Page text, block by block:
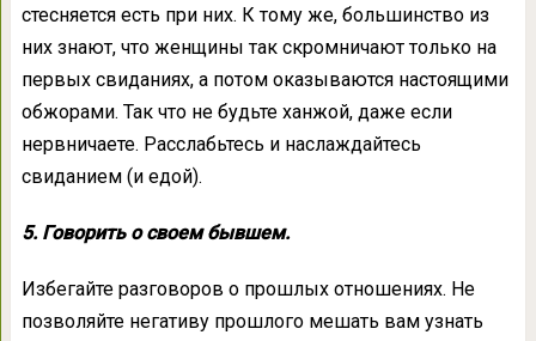
стесняется есть при них. К тому же, большинство из
них знают, что женщины так скромничают только на
первых свиданиях, а потом оказываются настоящими
обжорами. Так что не будьте ханжой, даже если
нервничаете. Расслабьтесь и наслаждайтесь
свиданием (и едой).
5. Говорить о своем бывшем.
Избегайте разговоров о прошлых отношениях. Не
позволяйте негативу прошлого мешать вам узнать